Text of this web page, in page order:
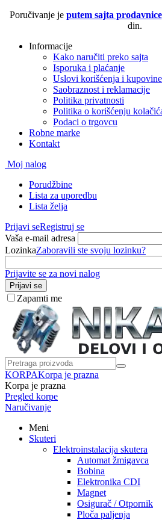
Poručivanje je putem sajta prodavnice
din.
Informacije
Kako naručiti preko sajta
Isporuka i plaćanje
Uslovi korišćenja i kupovine
Saobraznost i reklamacije
Politika privatnosti
Politika o korišćenju
Podaci o trgovcu
Robne marke
Kontakt
Moj nalog
Porudžbine
Lista za uporedbu
Lista želja
Prijavi seRegistruj se
Vaša e-mail adresa
LozinkaZaboravili ste svoju lozinku?
Prijavite se za novi nalog
Prijavi se
Zapamti me
KORPAKorpa je prazna
Korpa je prazna
Pregled korpe
Naručivanje
Meni
Skuteri
Elektroinstalacija skutera
Automat žmigavca
Bobina
Elektronika CDI
Magnet
Osigurač / Otpornik
Ploča paljenja